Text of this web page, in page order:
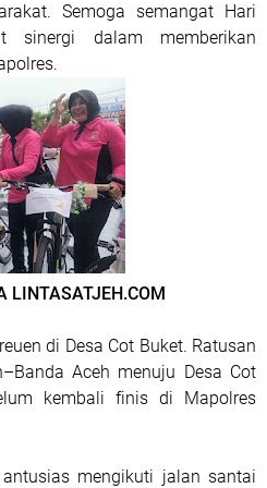
Semoga semangat Hari
sinergi dalam memberikan
LINTASATJEH.COM
di Desa Cot Buket. Ratusan
Aceh menuju Desa Cot
kembali finis di Mapolres
mengikuti jalan santai